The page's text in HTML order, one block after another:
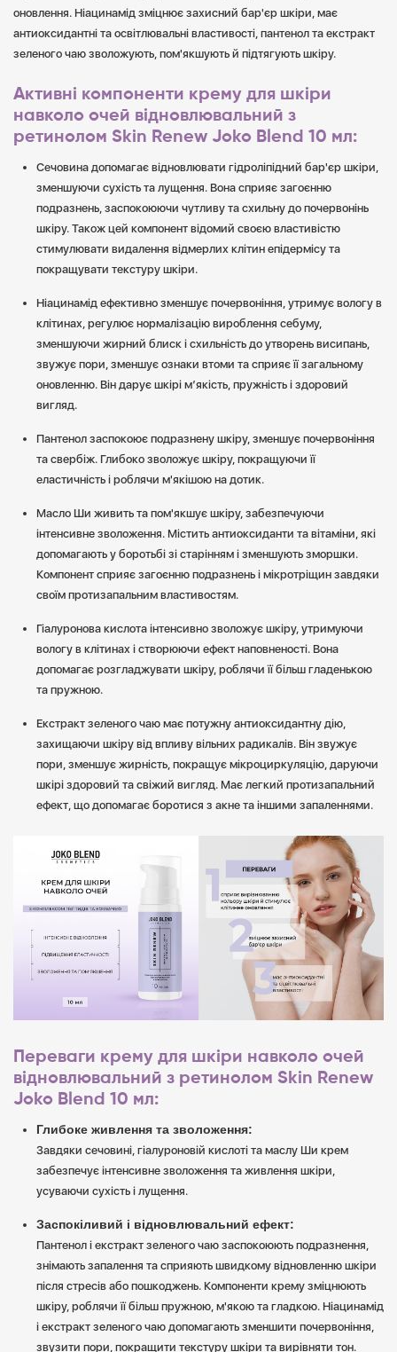
оновлення. Ніацинамід зміцнює захисний бар'єр шкіри, має
антиоксидантні та освітлювальні властивості, пантенол та екстракт
зеленого чаю зволожують, пом'якшують й підтягують шкіру.
Активні компоненти крему для шкіри
навколо очей відновлювальний з
ретинолом Skin Renew Joko Blend 10 мл:
Сечовина допомагає відновлювати гідроліпідний бар'єр шкіри,
зменшуючи сухість та лущення. Вона сприяє загоєнню
подразнень, заспокоюючи чутливу та схильну до почервонінь
шкіру. Також цей компонент відомий своєю властивістю
стимулювати видалення відмерлих клітин епідермісу та
покращувати текстуру шкіри.
Ніацинамід ефективно зменшує почервоніння, утримує вологу в
клітинах, регулює нормалізацію вироблення себуму,
зменшуючи жирний блиск і схильність до утворень висипань,
звужує пори, зменшує ознаки втоми та сприяє її загальному
оновленню. Він дарує шкірі м’якість, пружність і здоровий
вигляд.
Пантенол заспокоює подразнену шкіру, зменшує почервоніння
та свербіж. Глибоко зволожує шкіру, покращуючи її
еластичність і роблячи м'якішою на дотик.
Масло Ши живить та пом'якшує шкіру, забезпечуючи
інтенсивне зволоження. Містить антиоксиданти та вітаміни, які
допомагають у боротьбі зі старінням і зменшують зморшки.
Компонент сприяє загоєнню подразнень і мікротріщин завдяки
своїм протизапальним властивостям.
Гіалуронова кислота інтенсивно зволожує шкіру, утримуючи
вологу в клітинах і створюючи ефект наповненості. Вона
допомагає розгладжувати шкіру, роблячи її більш гладенькою
та пружною.
Екстракт зеленого чаю має потужну антиоксидантну дію,
захищаючи шкіру від впливу вільних радикалів. Він звужує
пори, зменшує жирність, покращує мікроциркуляцію, даруючи
шкірі здоровий та свіжий вигляд. Має легкий протизапальний
ефект, що допомагає боротися з акне та іншими запаленнями.
Переваги крему для шкіри навколо очей
відновлювальний з ретинолом Skin Renew
Joko Blend 10 мл:
Глибоке живлення та зволоження:
Завдяки сечовині, гіалуроновій кислоті та маслу Ши крем
забезпечує інтенсивне зволоження та живлення шкіри,
усуваючи сухість і лущення.
Заспокіливий і відновлювальний ефект:
Пантенол і екстракт зеленого чаю заспокоюють подразнення,
знімають запалення та сприяють швидкому відновленню шкіри
після стресів або пошкоджень. Компоненти крему зміцнюють
шкіру, роблячи її більш пружною, м'якою та гладкою. Ніацинамід
і екстракт зеленого чаю допомагають зменшити почервоніння,
звузити пори, покращити текстуру шкіри та вирівняти тон.